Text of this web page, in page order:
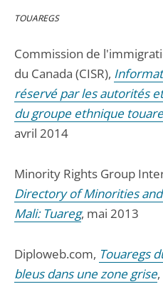
TOUAREGS
Commission de
du Canada (CISR),
réservé par les autorités
du groupe ethnique
avril 2014
Minority Rights Group
Directory of Minorities
Mali: Tuareg, mai 2013
Diploweb.com, Touaregs
bleus dans une zone grise